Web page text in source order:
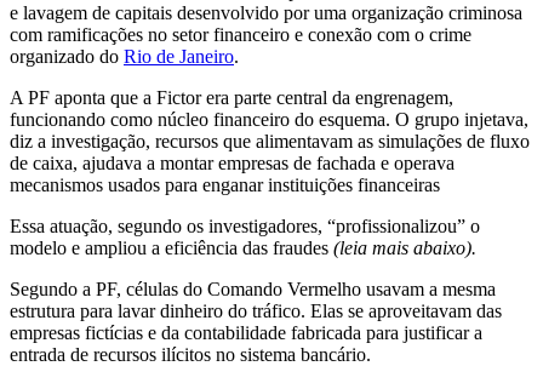
e lavagem de capitais desenvolvido por uma organização criminosa
com ramificações no setor financeiro e conexão com o crime
organizado do Rio de Janeiro.
A PF aponta que a Fictor era parte central da engrenagem,
funcionando como núcleo financeiro do esquema. O grupo injetava,
diz a investigação, recursos que alimentavam as simulações de fluxo
de caixa, ajudava a montar empresas de fachada e operava
mecanismos usados para enganar instituições financeiras
Essa atuação, segundo os investigadores, “profissionalizou” o
modelo e ampliou a eficiência das fraudes (leia mais abaixo).
Segundo a PF, células do Comando Vermelho usavam a mesma
estrutura para lavar dinheiro do tráfico. Elas se aproveitavam das
empresas fictícias e da contabilidade fabricada para justificar a
entrada de recursos ilícitos no sistema bancário.